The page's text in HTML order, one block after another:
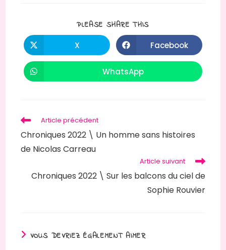
PLEASE SHARE THIS
X
Facebook
WhatsApp
Article précédent
Chroniques 2022 \ Un homme sans histoires
de Nicolas Carreau
Article suivant
Chroniques 2022 \ Sur les balcons du ciel de
Sophie Rouvier
VOUS DEVRIEZ ÉGALEMENT AIMER